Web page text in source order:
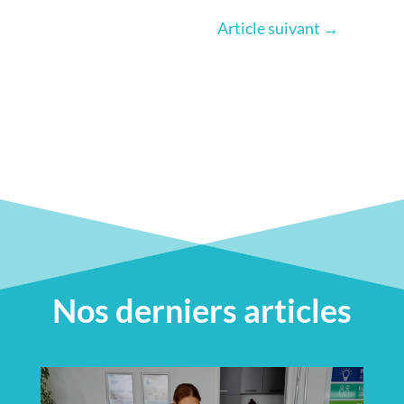
Article suivant →
Nos derniers articles